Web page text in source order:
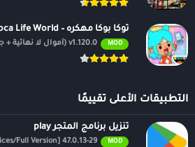
تحكمًا كاملاً في التحرير.
هناك بعض الأدوات المتميزة مثل مزيل الكائنات
دفعها ولا يمكنك استخدامها إلا بعد شراء
دون دفع فلس واحد.
تأثيرات غير محدودة
توكا بوكا مهكره – Toca Life World
MOD v1.120.0 (أموال لا نهائية + جميع المستويات)
التطبيقات الأعلى تقييمًا
تنزيل برنامج المتجر play
MOD
47.0.13-29 MOD APK [No Root/All Devices/Full Version]